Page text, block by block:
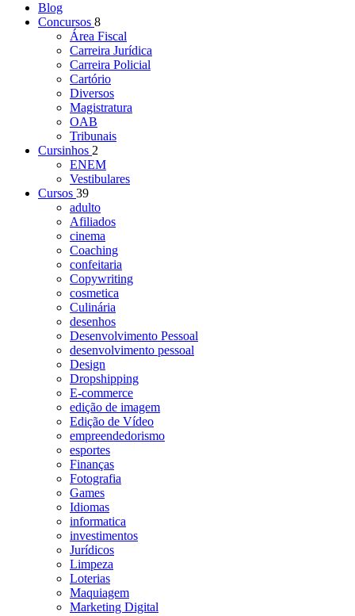
Blog
Concursos 8
Área Fiscal
Carreira Jurídica
Carreira Policial
Cartório
Diversos
Magistratura
OAB
Tribunais
Cursinhos 2
ENEM
Vestibulares
Cursos 39
adulto
Afiliados
cinema
Coaching
confeitaria
Copywriting
cosmetica
Culinária
desenhos
Desenvolvimento Pessoal
desenvolvimento pessoal
Design
Dropshipping
E-commerce
edição de imagem
Edição de Vídeo
empreendedorismo
esportes
Finanças
Fotografia
Games
Idiomas
informatica
investimentos
Jurídicos
Limpeza
Loterias
Maquiagem
Marketing Digital